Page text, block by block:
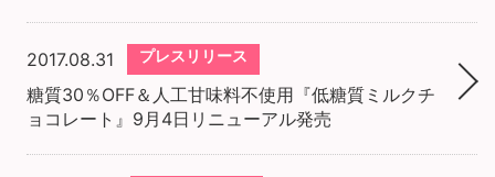
2017.08.31 プレスリリース
糖質30％OFF＆人工甘味料不使用『低糖質ミルクチ
ョコレート』9月4日リニューアル発売